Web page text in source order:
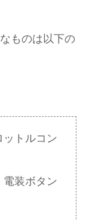
ものは以下の
ットルコン
電装ボタン